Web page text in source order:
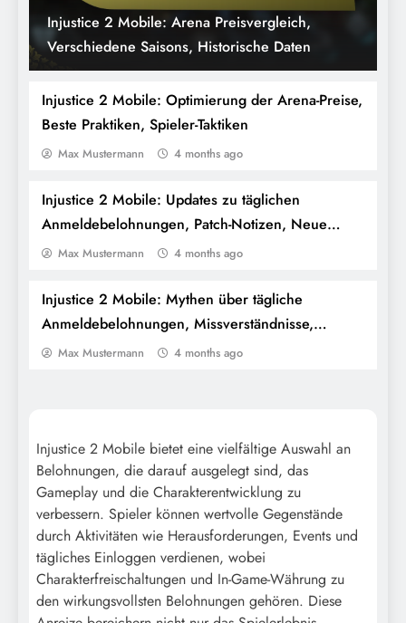
Injustice 2 Mobile: Arena Preisvergleich,
Verschiedene Saisons, Historische Daten
Injustice 2 Mobile: Optimierung der Arena-Preise,
Beste Praktiken, Spieler-Taktiken
Max Mustermann 4 months ago
Injustice 2 Mobile: Updates zu täglichen
Anmeldebelohnungen, Patch-Notizen, Neue
Funktionen
Max Mustermann 4 months ago
Injustice 2 Mobile: Mythen über tägliche
Anmeldebelohnungen, Missverständnisse,
Klarstellungen
Max Mustermann 4 months ago
Injustice 2 Mobile: Mechanik der täglichen
Anmeldebelohnungen, wie sie
funktionieren, Systemübersicht
Injustice 2 Mobile: Aufschlüsselung der
Arena-Preise, Tier-Stufen,
Injustice 2 Mobile: Invasions-
Injustice 2 Mobile bietet eine vielfältige Auswahl an
Belohnungen, die darauf ausgelegt sind, das
Gameplay und die Charakterentwicklung zu
verbessern. Spieler können wertvolle Gegenstände
durch Aktivitäten wie Herausforderungen, Events und
tägliches Einloggen verdienen, wobei
Charakterfreischaltungen und In-Game-Währung zu
den wirkungsvollsten Belohnungen gehören. Diese